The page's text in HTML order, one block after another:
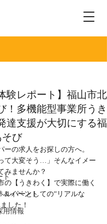
ト
＆イベント
用情報
験レポート】福山市北
！多機能型事業所うき
達支援が大切にする福
び
ーの求人をお探しの方へ。
て大変そう…」そんなイメー
みませんか？
の【うきわく】で実際に働く
ルパーとしての“リアルな
した！